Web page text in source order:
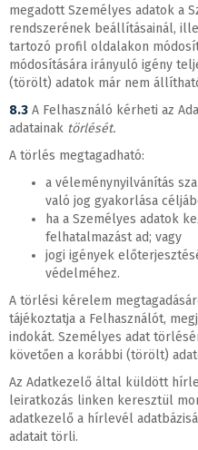
megadott Személyes adatok a
rendszerének beállításainál,
tartozó profil oldalakon
módosítására irányuló igény
(törölt) adatok már nem
8.3 A Felhasználó kérheti az
adatainak törlését.
A törlés megtagadható:
a véleménynyilvánítás
való jog gyakorlása
ha a Személyes adatok
felhatalmazást ad; vagy
jogi igények
védelméhez.
A törlési kérelem
tájékoztatja a Felhasználót,
indokát. Személyes adat
követően a korábbi (törölt)
Az Adatkezelő által küldött
leiratkozás linken keresztül
adatkezelő a hírlevél
adatait törli.